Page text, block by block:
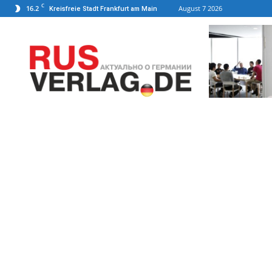
16.2 C Kreisfreie Stadt Frankfurt am Main August 7 2026